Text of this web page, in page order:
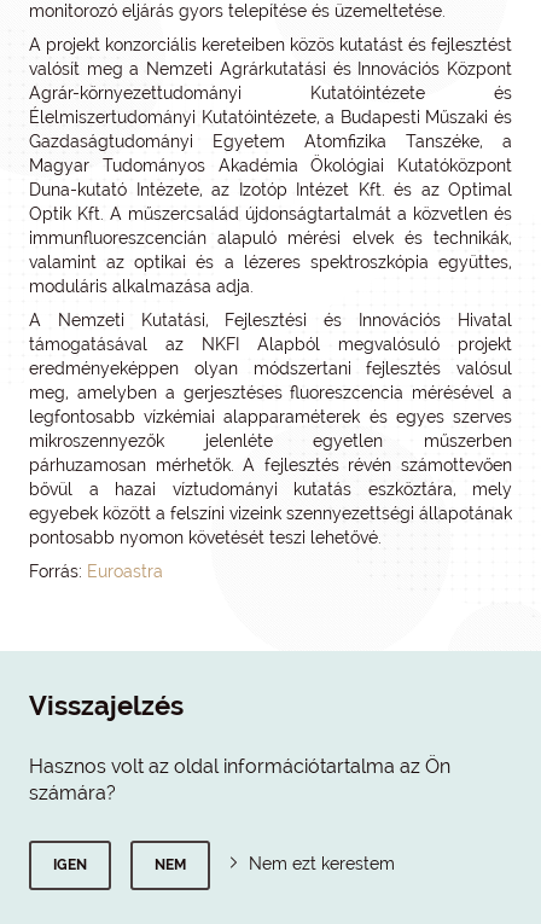
monitorozó eljárás gyors telepítése és üzemeltetése.
A projekt konzorciális kereteiben közös kutatást és fejlesztést
valósít meg a Nemzeti Agrárkutatási és Innovációs Központ
Agrár-környezettudományi Kutatóintézete és
Élelmiszertudományi Kutatóintézete, a Budapesti Műszaki és
Gazdaságtudományi Egyetem Atomfizika Tanszéke, a
Magyar Tudományos Akadémia Ökológiai Kutatóközpont
Duna-kutató Intézete, az Izotóp Intézet Kft. és az Optimal
Optik Kft. A műszercsalád újdonságtartalmát a közvetlen és
immunfluoreszcencián alapuló mérési elvek és technikák,
valamint az optikai és a lézeres spektroszkópia együttes,
moduláris alkalmazása adja.
A Nemzeti Kutatási, Fejlesztési és Innovációs Hivatal
támogatásával az NKFI Alapból megvalósuló projekt
eredményeképpen olyan módszertani fejlesztés valósul
meg, amelyben a gerjesztéses fluoreszcencia mérésével a
legfontosabb vízkémiai alapparaméterek és egyes szerves
mikroszennyezők jelenléte egyetlen műszerben
párhuzamosan mérhetők. A fejlesztés révén számottevően
bővül a hazai víztudományi kutatás eszköztára, mely
egyebek között a felszíni vizeink szennyezettségi állapotának
pontosabb nyomon követését teszi lehetővé.
Forrás: Euroastra
Visszajelzés
Hasznos volt az oldal információtartalma az Ön
számára?
IGEN NEM Nem ezt kerestem